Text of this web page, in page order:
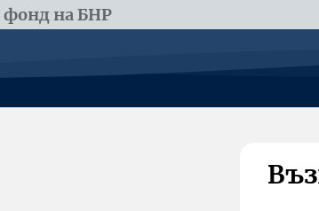
фонд на БНР